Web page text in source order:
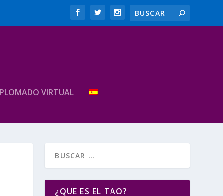
VIRTUAL
¿QUE ES EL TAO?